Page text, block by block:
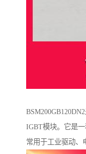
IGBT模块。它是
常用于工业驱动、